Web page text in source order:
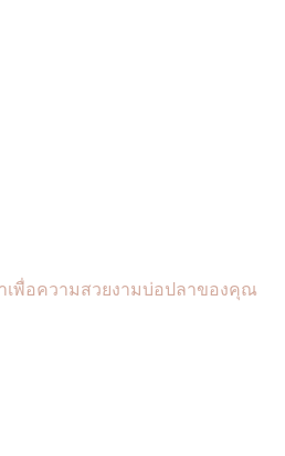
เพื่อความสวยงามบ่อปลาของคุณ